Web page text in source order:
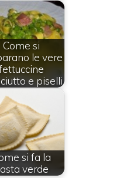
Come si
le vere
e piselli
si fa la
verde